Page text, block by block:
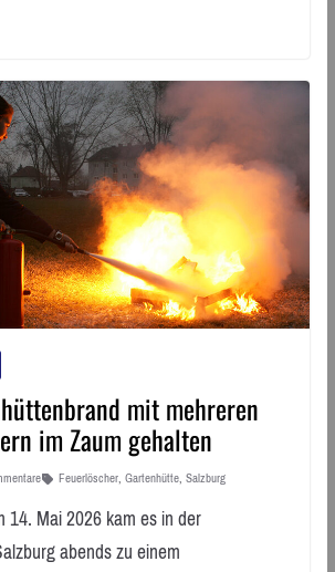
mit mehreren
im Zaum gehalten
Feuerlöscher, Gartenhütte, Salzburg
14. Mai 2026 kam es in der
abends zu einem